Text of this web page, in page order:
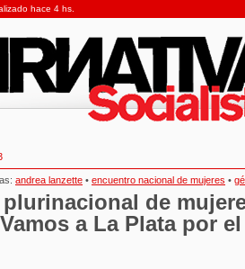
hace 4 hs.
andrea lanzette • encuentro nacional de mujeres •
plurinacional de
a La Plata por el